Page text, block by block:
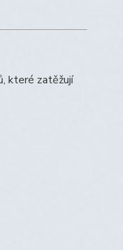
které zatěžují